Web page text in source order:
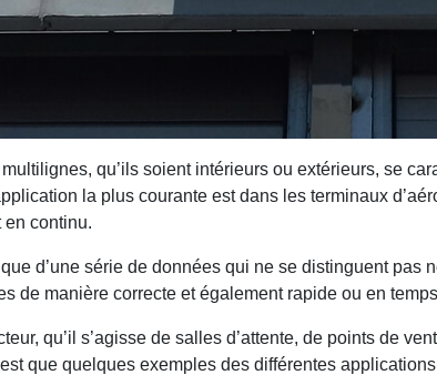
qu’ils soient intérieurs ou extérieurs, se
la plus courante est dans les terminaux
en continu.
d’une série de données qui ne se distinguent
de manière correcte et également rapide ou en
qu’il s’agisse de salles d’attente, de points de
que quelques exemples des différentes